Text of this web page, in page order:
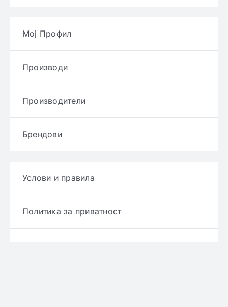
Мој Профил
Производи
Производители
Брендови
Услови и правила
Политика за приватност